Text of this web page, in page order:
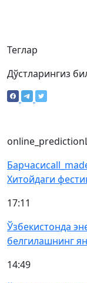
Теглар
Дўстларингиз
online_prediction
Барчаси
Хитойдаги
17:11
Ўзбекистонда
белгилашнинг
14:49